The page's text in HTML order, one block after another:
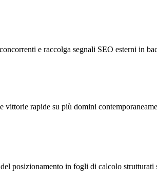
e raccolga segnali SEO esterni in
rapide su più domini
posizionamento in fogli di calcolo strutturati